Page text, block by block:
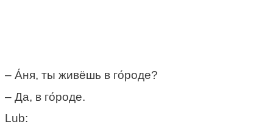
– А́ня, ты живёшь в го́роде?
– Да, в го́роде.
Lub: